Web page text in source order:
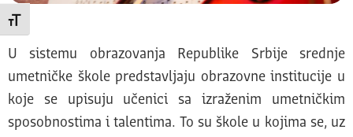
Promeni veličinu slova
U sistemu obrazovanja Republike Srbije srednje
umetničke škole predstavljaju obrazovne institucije u
koje se upisuju učenici sa izraženim umetničkim
sposobnostima i talentima. To su škole u kojima se, uz